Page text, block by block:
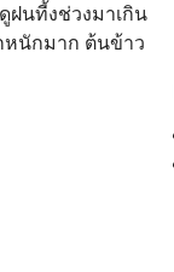
ฝนที้งช่วงมาเกิน
หนักมาก ต้นข้าว